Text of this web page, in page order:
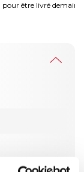
pour être livré demain !